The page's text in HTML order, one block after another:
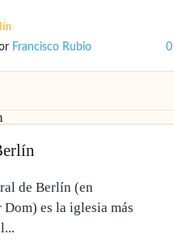
Francisco Rubio 0
de Berlín (en
es la iglesia más